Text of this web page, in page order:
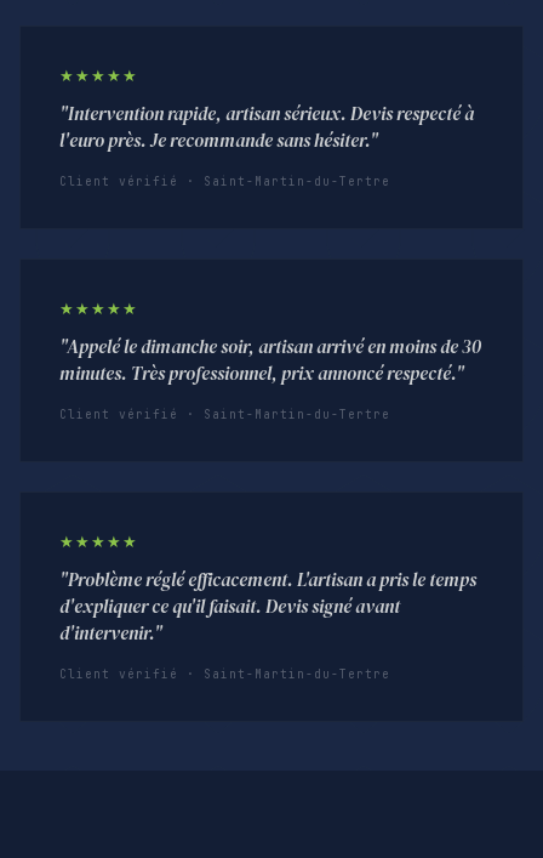
★★★★★
"Intervention rapide, artisan sérieux. Devis respecté à
l'euro près. Je recommande sans hésiter."
Client vérifié · Saint-Martin-du-Tertre
★★★★★
"Appelé le dimanche soir, artisan arrivé en moins de 30
minutes. Très professionnel, prix annoncé respecté."
Client vérifié · Saint-Martin-du-Tertre
★★★★★
"Problème réglé efficacement. L'artisan a pris le temps
d'expliquer ce qu'il faisait. Devis signé avant
d'intervenir."
Client vérifié · Saint-Martin-du-Tertre